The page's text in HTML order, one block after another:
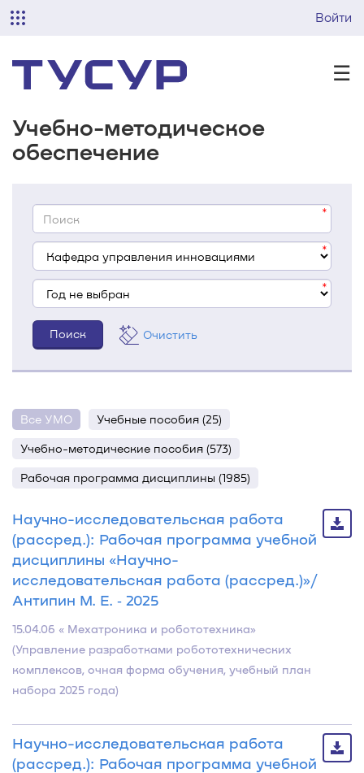
Войти
☰
Учебно-методическое
обеспечение
Очистить
Все УМО Учебные пособия (25)
Учебно-методические пособия (573)
Рабочая программа дисциплины (1985)
Научно-исследовательская работа
(рассред.): Рабочая программа учебной
дисциплины «Научно-
исследовательская работа (рассред.)»/
Антипин М. Е. ‐ 2025
15.04.06 « Мехатроника и робототехника»
(Управление разработками робототехнических
комплексов, очная форма обучения, учебный план
набора 2025 года)
Научно-исследовательская работа
(рассред.): Рабочая программа учебной